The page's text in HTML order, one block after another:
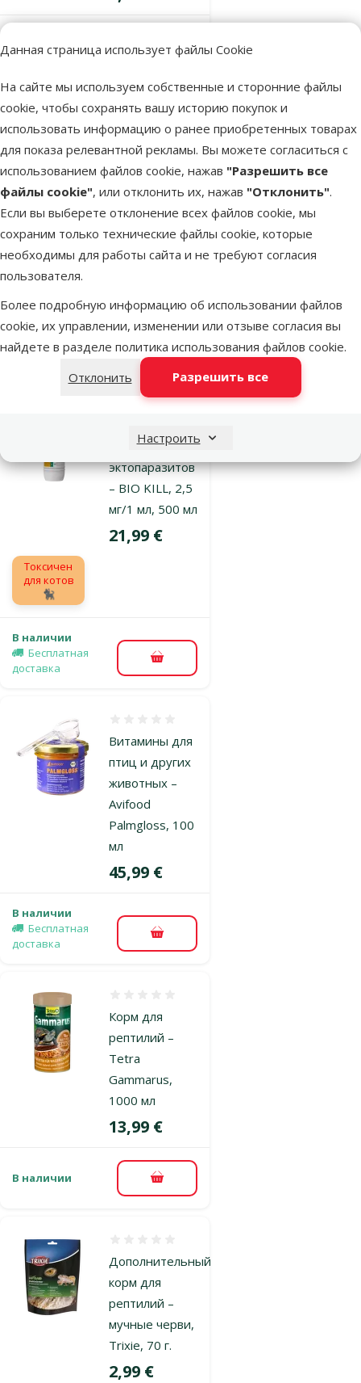
Данная страница использует файлы Cookie
На сайте мы используем собственные и сторонние файлы
cookie, чтобы сохранять вашу историю покупок и
использовать информацию о ранее приобретенных товарах
для показа релевантной рекламы. Вы можете согласиться с
использованием файлов cookie, нажав "Разрешить все
файлы cookie", или отклонить их, нажав "Отклонить".
Если вы выберете отклонение всех файлов cookie, мы
сохраним только технические файлы cookie, которые
необходимы для работы сайта и не требуют согласия
пользователя.
Более подробную информацию об использовании файлов
cookie, их управлении, изменении или отзыве согласия вы
найдете в разделе политика использования файлов cookie.
Отклонить
Разрешить все
Настроить
В наличии В корзину
Средство для
ухода за
полостью рта
для животных
– Clunia
Maintenance,
59 мл
Оценка 0%
В наличии
Бесплатная
доставка
В корзину
блох, клещей,
эктопаразитов
– BIO KILL, 2,5
мг/1 мл, 500 мл
Оценка 0%
Цена
21,99 €
Токсичен
для котов
🐈‍⬛
В наличии
Бесплатная
доставка
В корзину
Витамины для
птиц и других
животных –
Avifood
Palmgloss, 100
мл
Цена
45,99 €
В наличии
Бесплатная
доставка
В корзину
Корм для
рептилий –
Tetra
Gammarus,
1000 мл
Цена
13,99 €
В наличии В корзину
Дополнительный
корм для
рептилий –
мучные черви,
Trixie, 70 г.
Цена
2,99 €